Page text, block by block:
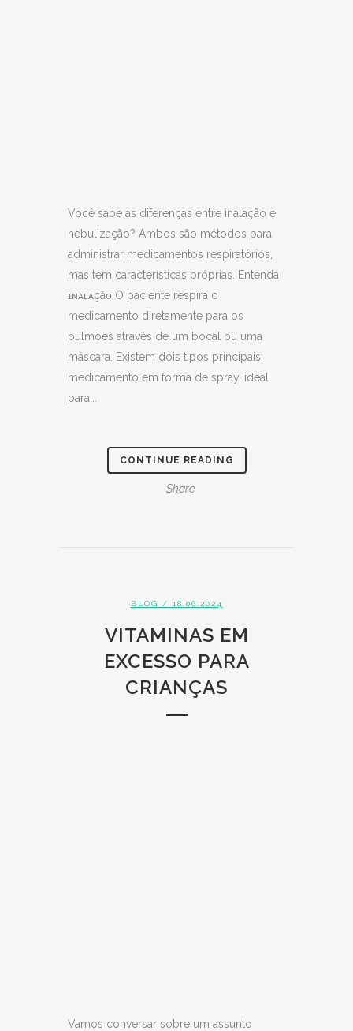
Você sabe as diferenças entre inalação e
nebulização? Ambos são métodos para
administrar medicamentos respiratórios,
mas tem características próprias. Entenda
ɪɴᴀʟᴀçãᴏ O paciente respira o
medicamento diretamente para os
pulmões através de um bocal ou uma
máscara. Existem dois tipos principais:
medicamento em forma de spray, ideal
para...
CONTINUE READING
Share
BLOG / 18.06.2024
VITAMINAS EM
EXCESSO PARA
CRIANÇAS
Vamos conversar sobre um assunto